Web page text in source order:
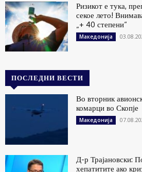
Ризикот е тука,
секое лето!
„+ 40 степени“
Македонија
ПОСЛЕДНИ ВЕСТИ
Во вторник
комарци во Скопје
Македонија
Д-р Трајановски:
хепатитите ако